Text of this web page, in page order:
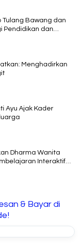
Tulang Bawang dan
Pendidikan dan
Menghadirkan
Ayu Ajak Kader
Dharma Wanita
Interaktif
& Bayar di